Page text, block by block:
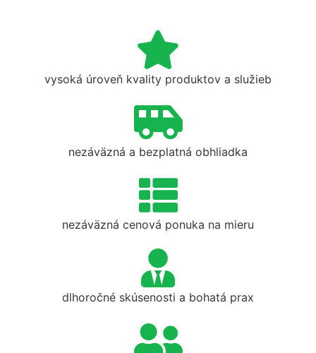
vysoká úroveň kvality produktov a služieb
nezáväzná a bezplatná obhliadka
nezáväzná cenová ponuka na mieru
dlhoročné skúsenosti a bohatá prax